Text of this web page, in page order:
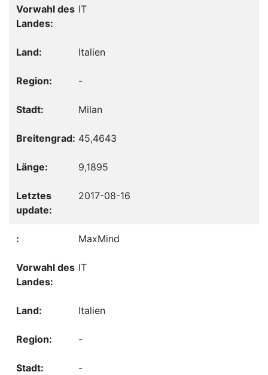
IT
Italien
-
Milan
45,4643
9,1895
2017-08-16
MaxMind
IT
Italien
-
-